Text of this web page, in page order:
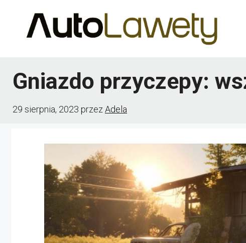
Gniazdo przyczepy:
29 sierpnia, 2023 przez Adela